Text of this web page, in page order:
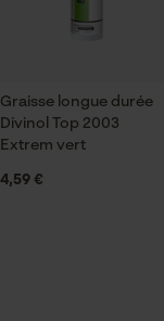
Graisse longue durée
Divinol Top 2003
Extrem vert
4,59 €